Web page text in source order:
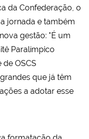
da Confederação, o
jornada e também
gestão: "É um
Paralímpico
OSCS
que já têm
a adotar esse